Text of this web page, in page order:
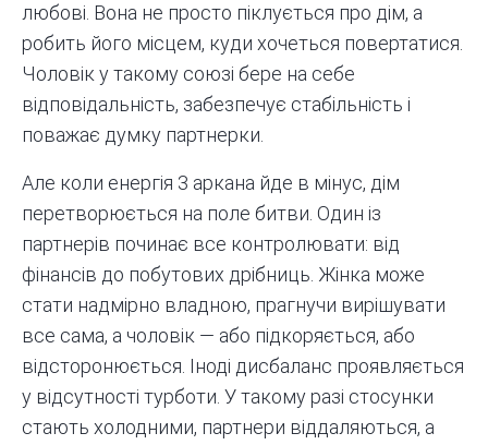
любові. Вона не просто піклується про дім, а
робить його місцем, куди хочеться повертатися.
Чоловік у такому союзі бере на себе
відповідальність, забезпечує стабільність і
поважає думку партнерки.
Але коли енергія 3 аркана йде в мінус, дім
перетворюється на поле битви. Один із
партнерів починає все контролювати: від
фінансів до побутових дрібниць. Жінка може
стати надмірно владною, прагнучи вирішувати
все сама, а чоловік — або підкоряється, або
відсторонюється. Іноді дисбаланс проявляється
у відсутності турботи. У такому разі стосунки
стають холодними, партнери віддаляються, а